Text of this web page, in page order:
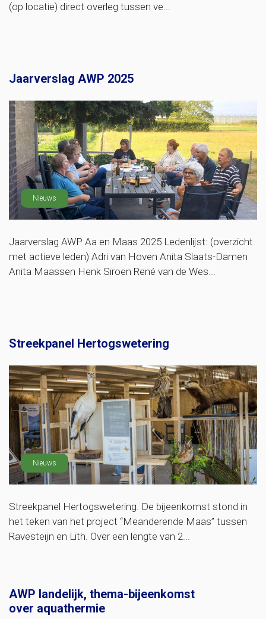
(op locatie) direct overleg tussen ve...
Jaarverslag AWP 2025
Nieuws
Jaarverslag AWP Aa en Maas 2025 Ledenlijst: (overzicht
met actieve leden) Adri van Hoven Anita Slaats-Damen
Anita Maassen Henk Siroen René van de Wes...
Streekpanel Hertogswetering
Nieuws
Streekpanel Hertogswetering. De bijeenkomst stond in
het teken van het project “Meanderende Maas” tussen
Ravesteijn en Lith. Over een lengte van 2...
AWP landelijk, thema-bijeenkomst
over aquathermie